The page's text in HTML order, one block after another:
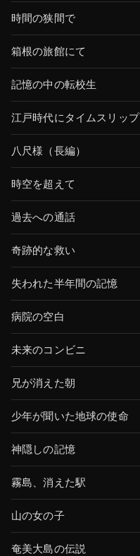
時間の狭間で
箱根の旅館にて
記憶の中の転校生
江戸時代にタイムスリップ
八尺様（長編）
時空を超えて
過去への通話
奇跡的な救い
失われた半年間の記憶
病院の空白
未来のコンビニ
兄が消えた朝
少年が聞いた地球の使命
神隠しの記憶
霧島、消えた駅
山の女の子
奄美大島の伝説